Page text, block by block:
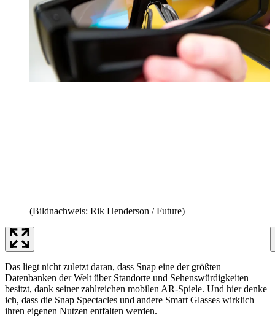
(Bildnachweis: Rik Henderson / Future)
Das liegt nicht zuletzt daran, dass Snap eine der größten
Datenbanken der Welt über Standorte und Sehenswürdigkeiten
besitzt, dank seiner zahlreichen mobilen AR-Spiele. Und hier denke
ich, dass die Snap Spectacles und andere Smart Glasses wirklich
ihren eigenen Nutzen entfalten werden.